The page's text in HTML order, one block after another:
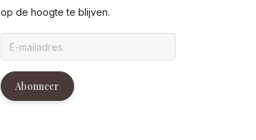
op de hoogte te blijven.
Abonneer